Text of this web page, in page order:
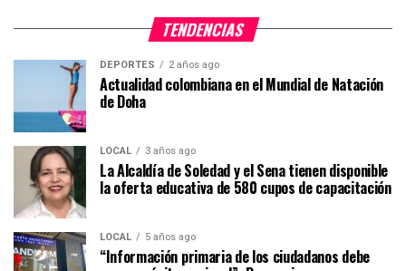
TENDENCIAS
DEPORTES 2 años ago
Actualidad colombiana en el Mundial de Natación
de Doha
LOCAL 3 años ago
La Alcaldía de Soledad y el Sena tienen disponible
la oferta educativa de 580 cupos de capacitación
LOCAL 5 años ago
“Información primaria de los ciudadanos debe